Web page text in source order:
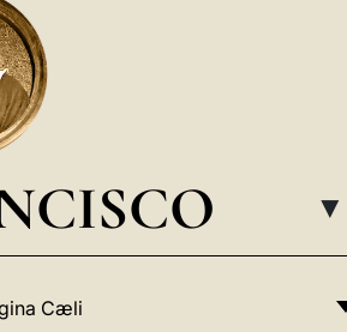
▸
Cæli